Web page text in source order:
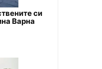
си
Варна